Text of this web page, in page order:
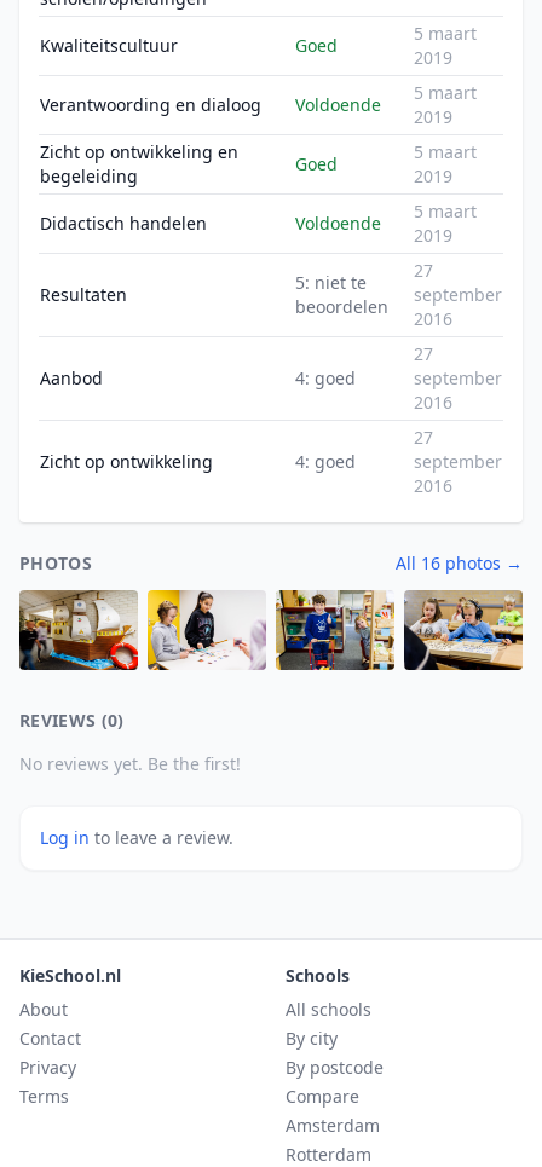
Kwaliteitscultuur Goed
5 maart
2019
Verantwoording en dialoog Voldoende
5 maart
2019
Zicht op ontwikkeling en
begeleiding
Goed
5 maart
2019
Didactisch handelen Voldoende
5 maart
2019
Resultaten
5: niet te
beoordelen
27
september
2016
Aanbod 4: goed
27
september
2016
Zicht op ontwikkeling 4: goed
27
september
2016
PHOTOS All 16 photos →
REVIEWS (0)
No reviews yet. Be the first!
Log in to leave a review.
KieSchool.nl
About
Contact
Privacy
Terms
Schools
All schools
By city
By postcode
Compare
Amsterdam
Rotterdam